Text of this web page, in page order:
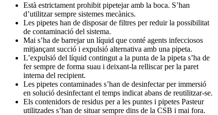
Està estrictament prohibit pipetejar amb la boca. S’han
d’utilitzar sempre sistemes mecànics.
Les pipetes han de disposar de filtres per reduir la possibilitat
de contaminació del sistema.
Mai s’ha de barrejar un líquid que conté agents infecciosos
mitjançant succió i expulsió alternativa amb una pipeta.
L’expulsió del líquid contingut a la punta de la pipeta s’ha de
fer sempre de forma suau i deixant-la relliscar per la paret
interna del recipient.
Les pipetes contaminades s’han de desinfectar per immersió
en solució desinfectant el temps indicat abans de reutilitzar-se.
Els contenidors de residus per a les puntes i pipetes Pasteur
utilitzades s’han de situar sempre dins de la CSB i mai fora.